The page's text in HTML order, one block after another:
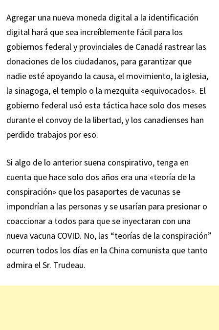
Agregar una nueva moneda digital a la identificación
digital hará que sea increíblemente fácil para los
gobiernos federal y provinciales de Canadá rastrear las
donaciones de los ciudadanos, para garantizar que
nadie esté apoyando la causa, el movimiento, la iglesia,
la sinagoga, el templo o la mezquita «equivocados». El
gobierno federal usó esta táctica hace solo dos meses
durante el convoy de la libertad, y los canadienses han
perdido trabajos por eso.
Si algo de lo anterior suena conspirativo, tenga en
cuenta que hace solo dos años era una «teoría de la
conspiración» que los pasaportes de vacunas se
impondrían a las personas y se usarían para presionar o
coaccionar a todos para que se inyectaran con una
nueva vacuna COVID. No, las “teorías de la conspiración”
ocurren todos los días en la China comunista que tanto
admira el Sr. Trudeau.